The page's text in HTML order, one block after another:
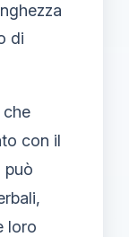
di
che
con il
può
loro